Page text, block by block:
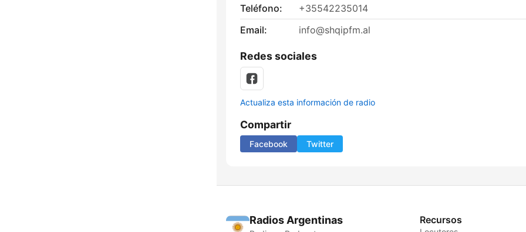
Teléfono:
+35542235014
Email:
info@shqipfm.al
Redes sociales
Actualiza esta información de radio
Compartir
Facebook Twitter
Radios Argentinas Recursos